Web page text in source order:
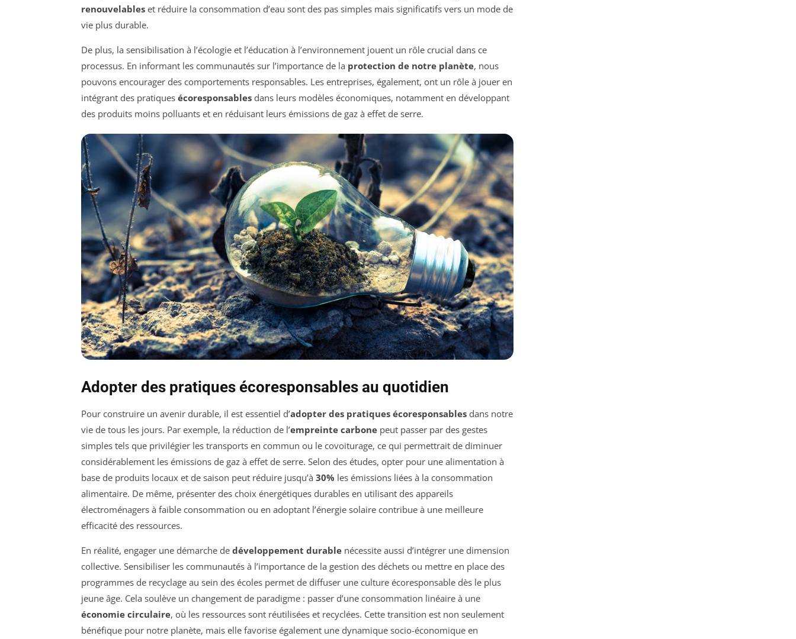
renouvelables et réduire la consommation d’eau sont des pas simples mais significatifs vers un mode de
vie plus durable.
De plus, la sensibilisation à l’écologie et l’éducation à l’environnement jouent un rôle crucial dans ce
processus. En informant les communautés sur l’importance de la protection de notre planète, nous
pouvons encourager des comportements responsables. Les entreprises, également, ont un rôle à jouer en
intégrant des pratiques écoresponsables dans leurs modèles économiques, notamment en développant
des produits moins polluants et en réduisant leurs émissions de gaz à effet de serre.
Adopter des pratiques écoresponsables au quotidien
Pour construire un avenir durable, il est essentiel d’adopter des pratiques écoresponsables dans notre
vie de tous les jours. Par exemple, la réduction de l’empreinte carbone peut passer par des gestes
simples tels que privilégier les transports en commun ou le covoiturage, ce qui permettrait de diminuer
considérablement les émissions de gaz à effet de serre. Selon des études, opter pour une alimentation à
base de produits locaux et de saison peut réduire jusqu’à 30% les émissions liées à la consommation
alimentaire. De même, présenter des choix énergétiques durables en utilisant des appareils
électroménagers à faible consommation ou en adoptant l’énergie solaire contribue à une meilleure
efficacité des ressources.
En réalité, engager une démarche de développement durable nécessite aussi d’intégrer une dimension
collective. Sensibiliser les communautés à l’importance de la gestion des déchets ou mettre en place des
programmes de recyclage au sein des écoles permet de diffuser une culture écoresponsable dès le plus
jeune âge. Cela soulève un changement de paradigme : passer d’une consommation linéaire à une
économie circulaire, où les ressources sont réutilisées et recyclées. Cette transition est non seulement
bénéfique pour notre planète, mais elle favorise également une dynamique socio-économique en